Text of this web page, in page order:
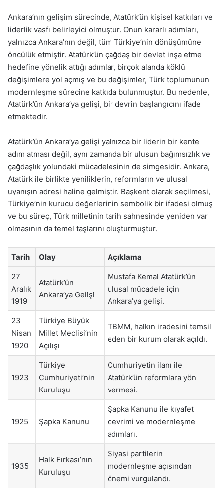
Ankara’nın gelişim sürecinde, Atatürk’ün kişisel katkıları ve
liderlik vasfı belirleyici olmuştur. Onun kararlı adımları,
yalnızca Ankara’nın değil, tüm Türkiye’nin dönüşümüne
öncülük etmiştir. Atatürk’ün çağdaş bir devlet inşa etme
hedefine yönelik attığı adımlar, birçok alanda köklü
değişimlere yol açmış ve bu değişimler, Türk toplumunun
modernleşme sürecine katkıda bulunmuştur. Bu nedenle,
Atatürk’ün Ankara’ya gelişi, bir devrin başlangıcını ifade
etmektedir.
Atatürk’ün Ankara’ya gelişi yalnızca bir liderin bir kente
adım atması değil, aynı zamanda bir ulusun bağımsızlık ve
çağdaşlık yolundaki mücadelesinin de simgesidir. Ankara,
Atatürk ile birlikte yeniliklerin, reformların ve ulusal
uyanışın adresi haline gelmiştir. Başkent olarak seçilmesi,
Türkiye’nin kurucu değerlerinin sembolik bir ifadesi olmuş
ve bu süreç, Türk milletinin tarih sahnesinde yeniden var
olmasının da temel taşlarını oluşturmuştur.
Tarih Olay Açıklama
27
Aralık
1919
Atatürk’ün
Ankara’ya Gelişi
Mustafa Kemal Atatürk’ün
ulusal mücadele için
Ankara’ya gelişi.
23
Nisan
1920
Türkiye Büyük
Millet Meclisi’nin
Açılışı
TBMM, halkın iradesini temsil
eden bir kurum olarak açıldı.
1923
Türkiye
Cumhuriyeti’nin
Kuruluşu
Cumhuriyetin ilanı ile
Atatürk’ün reformlara yön
vermesi.
1925 Şapka Kanunu
Şapka Kanunu ile kıyafet
devrimi ve modernleşme
adımları.
1935
Halk Fırkası’nın
Kuruluşu
Siyasi partilerin
modernleşme açısından
önemi vurgulandı.